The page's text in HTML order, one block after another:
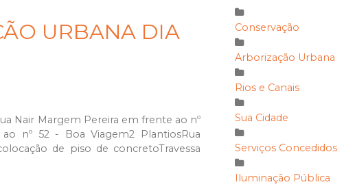
URBANA DIA
Nair Margem Pereira em frente ao nº
nº 52 - Boa Viagem2 PlantiosRua
de piso de concretoTravessa
Conservação
Arborização Urbana
Rios e Canais
Sua Cidade
Serviços Concedidos
Iluminação Pública